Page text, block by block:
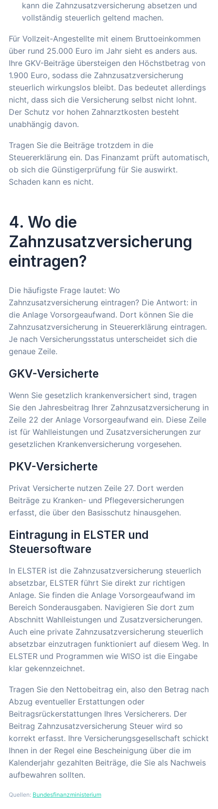
kann die Zahnzusatzversicherung absetzen und
vollständig steuerlich geltend machen.
Für Vollzeit-Angestellte mit einem Bruttoeinkommen
über rund 25.000 Euro im Jahr sieht es anders aus.
Ihre GKV-Beiträge übersteigen den Höchstbetrag von
1.900 Euro, sodass die Zahnzusatzversicherung
steuerlich wirkungslos bleibt. Das bedeutet allerdings
nicht, dass sich die Versicherung selbst nicht lohnt.
Der Schutz vor hohen Zahnarztkosten besteht
unabhängig davon.
Tragen Sie die Beiträge trotzdem in die
Steuererklärung ein. Das Finanzamt prüft automatisch,
ob sich die Günstigerprüfung für Sie auswirkt.
Schaden kann es nicht.
4. Wo die
Zahnzusatzversicherung
eintragen?
Die häufigste Frage lautet: Wo
Zahnzusatzversicherung eintragen? Die Antwort: in
die Anlage Vorsorgeaufwand. Dort können Sie die
Zahnzusatzversicherung in Steuererklärung eintragen.
Je nach Versicherungsstatus unterscheidet sich die
genaue Zeile.
GKV-Versicherte
Wenn Sie gesetzlich krankenversichert sind, tragen
Sie den Jahresbeitrag Ihrer Zahnzusatzversicherung in
Zeile 22 der Anlage Vorsorgeaufwand ein. Diese Zeile
ist für Wahlleistungen und Zusatzversicherungen zur
gesetzlichen Krankenversicherung vorgesehen.
PKV-Versicherte
Privat Versicherte nutzen Zeile 27. Dort werden
Beiträge zu Kranken- und Pflegeversicherungen
erfasst, die über den Basisschutz hinausgehen.
Eintragung in ELSTER und
Steuersoftware
In ELSTER ist die Zahnzusatzversicherung steuerlich
absetzbar, ELSTER führt Sie direkt zur richtigen
Anlage. Sie finden die Anlage Vorsorgeaufwand im
Bereich Sonderausgaben. Navigieren Sie dort zum
Abschnitt Wahlleistungen und Zusatzversicherungen.
Auch eine private Zahnzusatzversicherung steuerlich
absetzbar einzutragen funktioniert auf diesem Weg. In
ELSTER und Programmen wie WISO ist die Eingabe
klar gekennzeichnet.
Tragen Sie den Nettobeitrag ein, also den Betrag nach
Abzug eventueller Erstattungen oder
Beitragsrückerstattungen Ihres Versicherers. Der
Beitrag Zahnzusatzversicherung Steuer wird so
korrekt erfasst. Ihre Versicherungsgesellschaft schickt
Ihnen in der Regel eine Bescheinigung über die im
Kalenderjahr gezahlten Beiträge, die Sie als Nachweis
aufbewahren sollten.
Quellen: Bundesfinanzministerium